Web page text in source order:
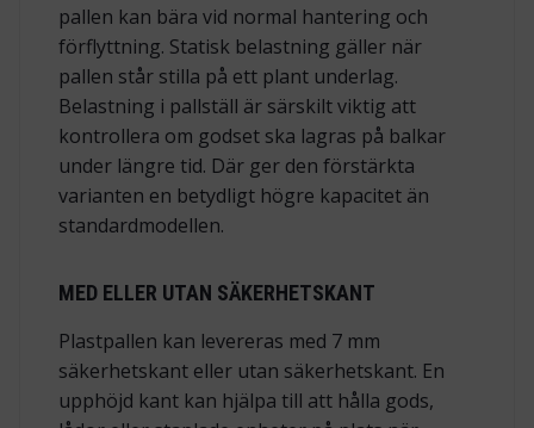
pallen kan bära vid normal hantering och
förflyttning. Statisk belastning gäller när
pallen står stilla på ett plant underlag.
Belastning i pallställ är särskilt viktig att
kontrollera om godset ska lagras på balkar
under längre tid. Där ger den förstärkta
varianten en betydligt högre kapacitet än
standardmodellen.
MED ELLER UTAN SÄKERHETSKANT
Plastpallen kan levereras med 7 mm
säkerhetskant eller utan säkerhetskant. En
upphöjd kant kan hjälpa till att hålla gods,